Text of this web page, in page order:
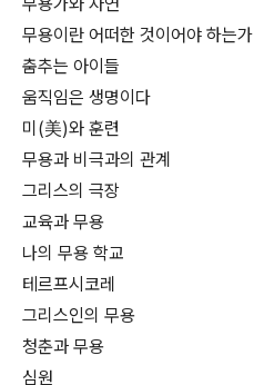
무용이란 어떠한 것이어야 하는가
춤추는 아이들
움직임은 생명이다
미(美)와 훈련
무용과 비극과의 관계
그리스의 극장
교육과 무용
나의 무용 학교
테르프시코레
그리스인의 무용
청춘과 무용
심원